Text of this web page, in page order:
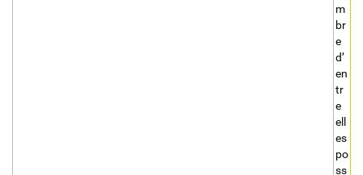
m
br
e
d’
en
tr
e
ell
es
po
ss